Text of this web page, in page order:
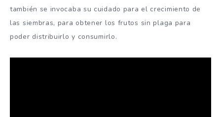
también se invocaba su cuidado para el crecimiento de
las siembras, para obtener los frutos sin plaga para
poder distribuirlo y consumirlo.